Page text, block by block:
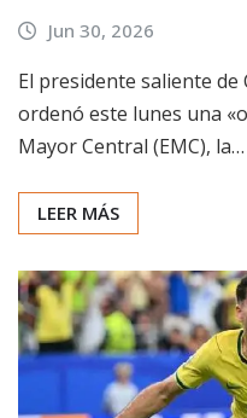
Jun 30, 2026
El presidente saliente
ordenó este lunes una
Mayor Central (EMC), la…
LEER MÁS